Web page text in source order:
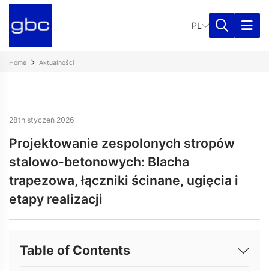
PL
Home Aktualności
28th styczeń 2026
Projektowanie zespolonych stropów
stalowo-betonowych: Blacha
trapezowa, łączniki ścinane, ugięcia i
etapy realizacji
Table of Contents